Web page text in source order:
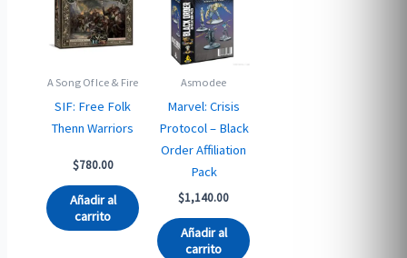
A Song Of Ice & Fire
SIF: Free Folk
Thenn Warriors
$780.00
Añadir al
carrito
Asmodee
Marvel: Crisis
Protocol – Black
Order Affiliation
Pack
$1,140.00
Añadir al
carrito